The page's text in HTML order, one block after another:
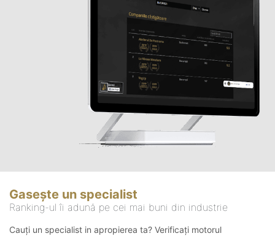
Gasește un specialist
Ranking-ul îi adună pe cei mai buni din industrie
Cauți un specialist in apropierea ta? Verificați motorul